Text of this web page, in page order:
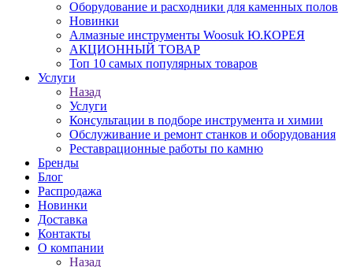
Оборудование и расходники для каменных полов
Новинки
Алмазные инструменты Woosuk Ю.КОРЕЯ
АКЦИОННЫЙ ТОВАР
Топ 10 самых популярных товаров
Услуги
Назад
Услуги
Консультации в подборе инструмента и химии
Обслуживание и ремонт станков и оборудования
Реставрационные работы по камню
Бренды
Блог
Распродажа
Новинки
Доставка
Контакты
О компании
Назад